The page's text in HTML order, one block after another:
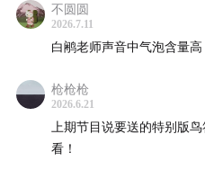
23:02 《希望是那长着羽毛的
《鸟类的天赋》by 何雨
36:02 Greenshank
《鸟墙：康奈尔鸟类学
不圆圆
2026.7.11
白鹇老师声音中气泡含量高
枪枪枪
2026.6.21
上期节目说要送的特别版
看！